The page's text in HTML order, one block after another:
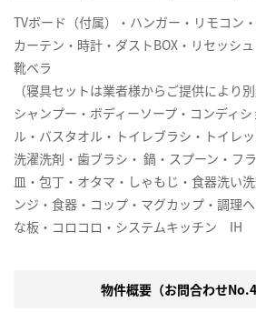
TVボード（付属）・ハンガー・リモコン
カーテン・時計・ダストBOX・リセッシ
靴ベラ
（寝具セットは業者様からご提供により別
シャンプー・ボディーソープ・コンディ
ル・バスタオル・トイレブラシ・トイレ
洗濯洗剤・歯ブラシ・ 鍋・スプーン・フ
皿・包丁・オタマ・しゃもじ・食器洗い
ンジ・食器・コップ・マグカップ・調理
な板・コロコロ・システムキッチン IH
物件概要（お問合わせ